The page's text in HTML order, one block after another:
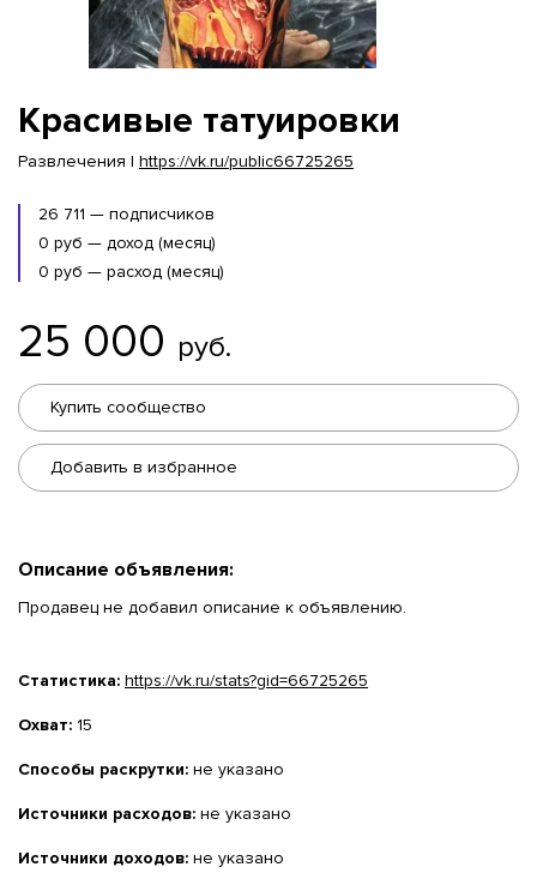
Красивые татуировки
Развлечения | https://vk.ru/public66725265
26 711 — подписчиков
0 руб — доход (месяц)
0 руб — расход (месяц)
25 000 руб.
Купить сообщество
Добавить в избранное
Описание объявления:
Продавец не добавил описание к объявлению.
Статистика: https://vk.ru/stats?gid=66725265
Охват: 15
Способы раскрутки: не указано
Источники расходов: не указано
Источники доходов: не указано